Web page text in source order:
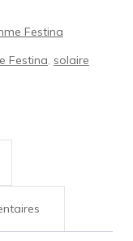
Festina
Festina, solaire